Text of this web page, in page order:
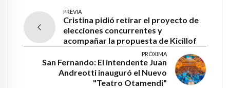
PREVIA
Cristina pidió retirar el proyecto de
elecciones concurrentes y
acompañar la propuesta de Kicillof
PRÓXIMA
San Fernando: El intendente Juan
Andreotti inauguró el Nuevo
"Teatro Otamendi"